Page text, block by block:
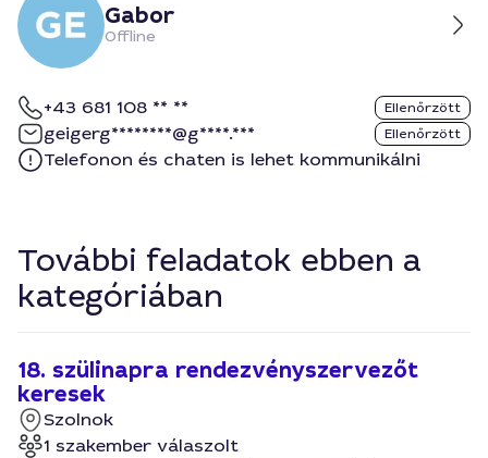
Gabor
Offline
+43 681 108 ** ** Ellenőrzött
geigerg********@g****.*** Ellenőrzött
Telefonon és chaten is lehet kommunikálni
További feladatok ebben a
kategóriában
18. szülinapra rendezvényszervezőt
keresek
Szolnok
1 szakember válaszolt